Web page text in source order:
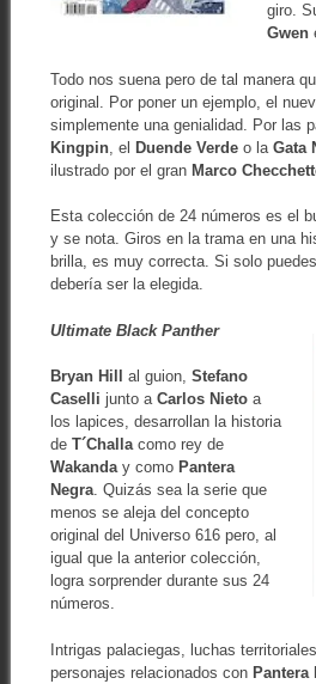
giro.
Gwen
Todo nos suena pero de tal manera
original. Por poner un ejemplo, el
simplemente una genialidad. Por las
Kingpin, el Duende Verdeo laGata
ilustrado por el gran Marco
Esta colección de 24 números es el
y se nota. Giros en la trama en una
brilla, es muy correcta. Si solo
debería ser la elegida.
Ultimate Black Panther
Bryan Hill al guion, Stefano
Caselli junto a Carlos Nietoa
los lapices, desarrollan la historia
deT´Challacomo rey de
Wakanday comoPantera
Negra. Quizás sea la serie que
menos se aleja del concepto
original del Universo 616 pero, al
igual que la anterior colección,
logra sorprender durante sus 24
números.
Intrigas palaciegas, luchas
personajes relacionados conPantera